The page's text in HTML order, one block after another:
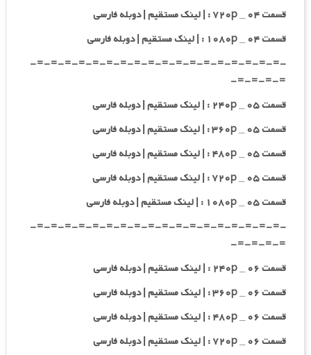
قسمت ۰۴ _ ۷۲۰p : | لینک مستقیم | دوبله فارسی
قسمت ۰۴ _ ۱۰۸۰p : | لینک مستقیم | دوبله فارسی
-=-=-=-=-=-=-=-=-=-=-=-=-=-=-=-=-=-=-
=-=-=-=-
قسمت ۰۵ _ ۲۴۰p : | لینک مستقیم | دوبله فارسی
قسمت ۰۵ _ ۳۶۰p : | لینک مستقیم | دوبله فارسی
قسمت ۰۵ _ ۴۸۰p : | لینک مستقیم | دوبله فارسی
قسمت ۰۵ _ ۷۲۰p : | لینک مستقیم | دوبله فارسی
قسمت ۰۵ _ ۱۰۸۰p : | لینک مستقیم | دوبله فارسی
-=-=-=-=-=-=-=-=-=-=-=-=-=-=-=-=-=-=-
=-=-=-=-
قسمت ۰۶ _ ۲۴۰p : | لینک مستقیم | دوبله فارسی
قسمت ۰۶ _ ۳۶۰p : | لینک مستقیم | دوبله فارسی
قسمت ۰۶ _ ۴۸۰p : | لینک مستقیم | دوبله فارسی
قسمت ۰۶ _ ۷۲۰p : | لینک مستقیم | دوبله فارسی